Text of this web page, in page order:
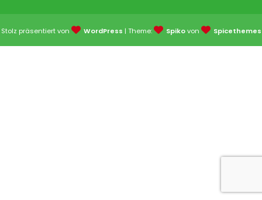
Stolz präsentiert von WordPress | Theme: Spikovon Spicethemes